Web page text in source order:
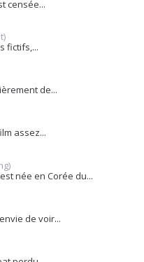
censée...
fictifs,...
de...
assez...
née en Corée du...
de voir...